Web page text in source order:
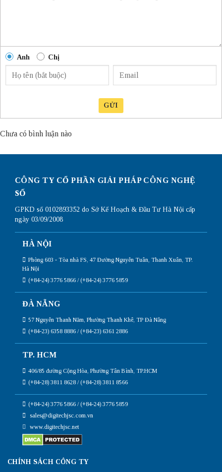
Anh Chị
GỬI
Chưa có bình luận nào
CÔNG TY CỔ PHẦN GIẢI PHÁP CÔNG NGHỆ
SỐ
GPKD số 0102893352 do Sở Kế Hoạch & Đầu Tư Hà Nội cấp
ngày 03/09/2008
HÀ NỘI
Phòng 603 - Tòa nhà FS, 47 Đường Nguyễn Tuân, Thanh Xuân, TP.
Hà Nội
(+84-24) 3776 5866 / (+84-24) 3776 5859
ĐÀ NẴNG
57 Nguyễn Thanh Năm, Phường Thanh Khê, TP Đà Nẵng
(+84-23) 6358 8886 / (+84-23) 6361 2886
TP. HCM
406/85 đường Cộng Hòa, Phường Tân Bình, TP.HCM
(+84-28) 3811 8628 / (+84-28) 3811 8566
(+84-24) 3776 5866 / (+84-24) 3776 5859
sales@digitechjsc.com.vn
www.digitechjsc.net
CHÍNH SÁCH CÔNG TY